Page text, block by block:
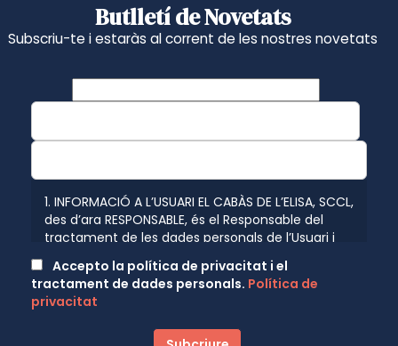
Butlletí de Novetats
Subscriu-te i estaràs al corrent de les nostres novetats
1. INFORMACIÓ A L’USUARI EL CABÀS DE L’ELISA, SCCL,
des d’ara RESPONSABLE, és el Responsable del
tractament de les dades personals de l’Usuari i
conformitat amb el que disposen les normatives
vigents en protecció de dades personals, el
Reglament (UE) 2016/679 de 27 d’abril de 2016
(GDPR) relatiu a la protecció de les persones
Accepto la política de privacitat i el
tractament de dades personals. Política de
privacitat